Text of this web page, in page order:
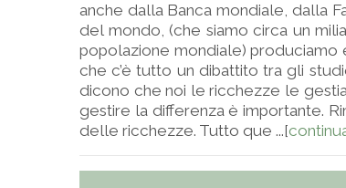
anche dalla Banca mondiale, dalla
del mondo, (che siamo circa un
popolazione mondiale) produciamo
che c’è tutto un dibattito tra gli
dicono che noi le ricchezze le
gestire la differenza è importante.
delle ricchezze. Tutto que ...[